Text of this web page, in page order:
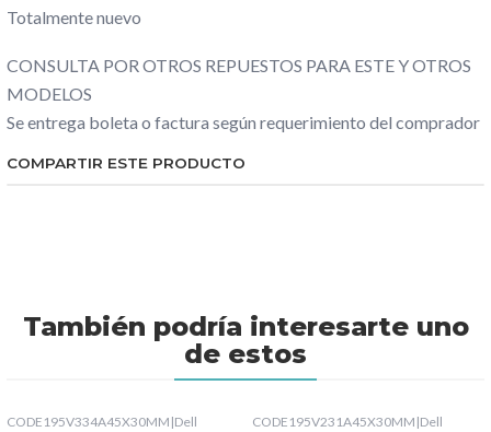
Totalmente nuevo
CONSULTA POR OTROS REPUESTOS PARA ESTE Y OTROS
MODELOS
Se entrega boleta o factura según requerimiento del comprador
COMPARTIR ESTE PRODUCTO
También podría interesarte uno
de estos
CODE195V334A45X30MM |Dell CODE195V231A45X30MM |Dell